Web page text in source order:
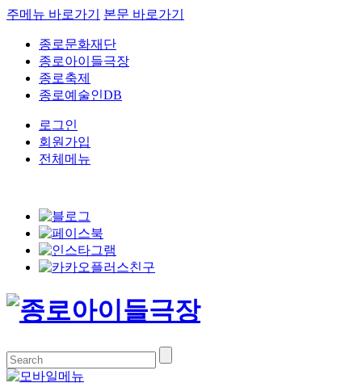
주메뉴 바로가기 본문 바로가기
종로문화재단
종로아이들극장
종로축제
종로예술인DB
로그인
회원가입
전체메뉴